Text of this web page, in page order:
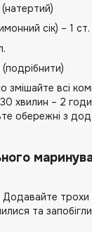
сік) – 1 ст.
змішайте всі
хвилин – 2
обережні з
Додавайте трохи
та